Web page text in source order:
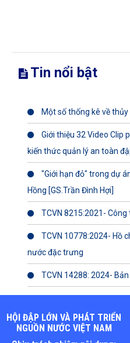
Tin nổi bật
Một số thống kê về
Giới thiệu 32 Video Clip
kiến thức quản lý an toàn
"Giới hạn đỏ" trong dự
Hồng [GS.Trần Đình Hợi]
TCVN 8215:2021-
TCVN 10778:2024- Hồ
nước đặc trưng
TCVN 14288: 2024-
HỘI ĐẬP LỚN VÀ PHÁT TRIỂN
NGUỒN NƯỚC VIỆT NAM